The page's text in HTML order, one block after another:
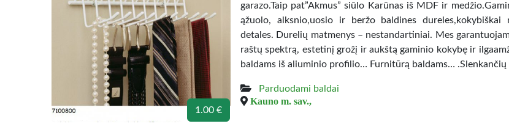
1.00 €
garazo.Taip pat”Akmus” siūlo Karūnas iš MDF ir
ąžuolo, alksnio,uosio ir beržo baldines dureles,kokybiškai
detales. Durelių matmenys – nestandartiniai. Mes
raštų spektrą, estetinį grožį ir aukštą gaminio kokybę ir
baldams iš aliuminio profilio… Furnitūrą baldams…
Parduodami baldai
Kauno m. sav.,